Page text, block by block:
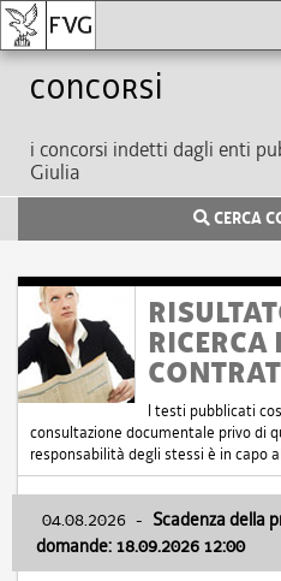
Concorsi
i concorsi indetti dagli enti
Giulia
CERCA
RICERCA
I testi pubblicati
consultazione documentale privo di
responsabilità degli stessi è in capo
04.08.2026 - Scadenza della
domande: 18.09.2026 12:00